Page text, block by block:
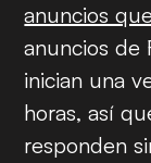
anuncios
anuncios de
inician una
horas, así
responden